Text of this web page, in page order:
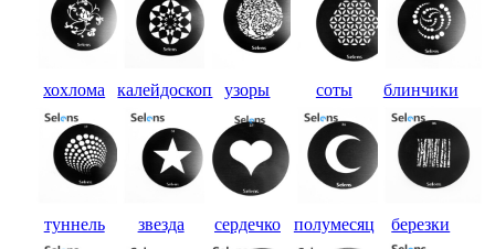
хохлома калейдоскоп узоры соты блинчики
туннель звезда сердечко полумесяц березки